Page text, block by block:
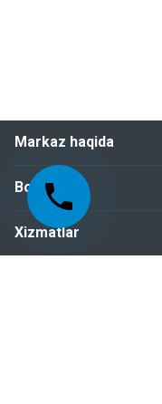
Markaz haqida
Bo‘limlar
Xizmatlar